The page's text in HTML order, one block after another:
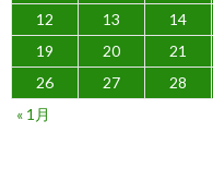
12
13 14
19
20 21
26
27 28
« 1月